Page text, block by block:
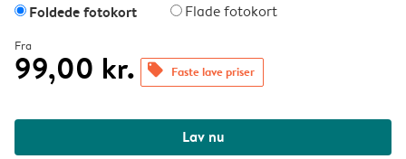
Foldede fotokort Flade fotokort
Fra
99,00 kr. offers Faste lave priser
Lav nu